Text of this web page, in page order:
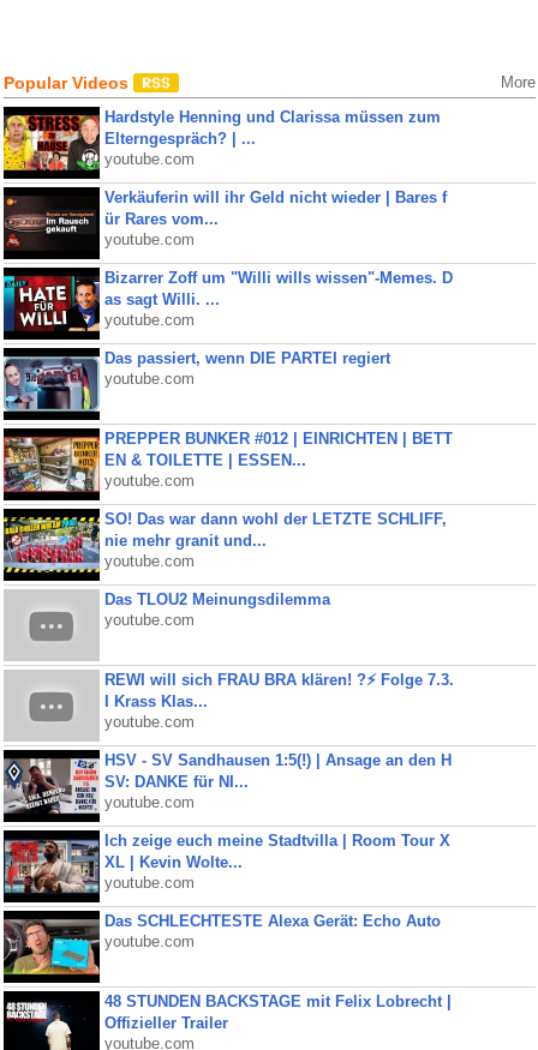
Popular Videos More
Hardstyle Henning und Clarissa müssen zum
Elterngespräch? | ...
youtube.com
Verkäuferin will ihr Geld nicht wieder | Bares f
ür Rares vom...
youtube.com
Bizarrer Zoff um "Willi wills wissen"-Memes. D
as sagt Willi. ...
youtube.com
Das passiert, wenn DIE PARTEI regiert
youtube.com
PREPPER BUNKER #012 | EINRICHTEN | BETT
EN & TOILETTE | ESSEN...
youtube.com
SO! Das war dann wohl der LETZTE SCHLIFF,
nie mehr granit und...
youtube.com
Das TLOU2 Meinungsdilemma
youtube.com
REWI will sich FRAU BRA klären! ?⚡️ Folge 7.3.
I Krass Klas...
youtube.com
HSV - SV Sandhausen 1:5(!) | Ansage an den H
SV: DANKE für NI...
youtube.com
Ich zeige euch meine Stadtvilla | Room Tour X
XL | Kevin Wolte...
youtube.com
Das SCHLECHTESTE Alexa Gerät: Echo Auto
youtube.com
48 STUNDEN BACKSTAGE mit Felix Lobrecht |
Offizieller Trailer
youtube.com